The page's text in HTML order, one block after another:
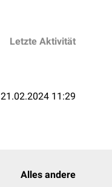
Letzte Aktivität
21.02.2024 11:29
Alles andere